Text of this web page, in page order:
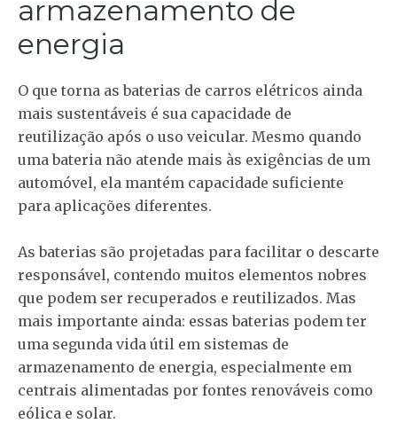
armazenamento de
energia
O que torna as baterias de carros elétricos ainda
mais sustentáveis é sua capacidade de
reutilização após o uso veicular. Mesmo quando
uma bateria não atende mais às exigências de um
automóvel, ela mantém capacidade suficiente
para aplicações diferentes.
As baterias são projetadas para facilitar o descarte
responsável, contendo muitos elementos nobres
que podem ser recuperados e reutilizados. Mas
mais importante ainda: essas baterias podem ter
uma segunda vida útil em sistemas de
armazenamento de energia, especialmente em
centrais alimentadas por fontes renováveis como
eólica e solar.